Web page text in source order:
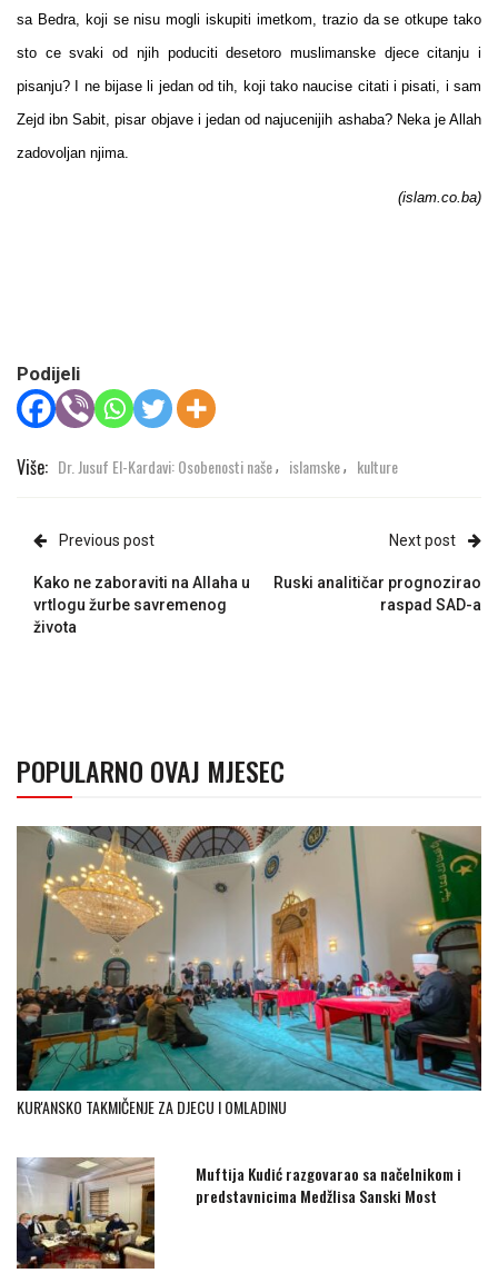
sa Bedra, koji se nisu mogli iskupiti imetkom, trazio da se otkupe tako
sto ce svaki od njih poduciti desetoro muslimanske djece citanju i
pisanju? I ne bijase li jedan od tih, koji tako naucise citati i pisati, i sam
Zejd ibn Sabit, pisar objave i jedan od najucenijih ashaba? Neka je Allah
zadovoljan njima.
(islam.co.ba)
Podijeli
Više: Dr. Jusuf El-Kardavi: Osobenosti naše, islamske, kulture
Previous post
Kako ne zaboraviti na Allaha u
vrtlogu žurbe savremenog
života
Next post
Ruski analitičar prognozirao
raspad SAD-a
POPULARNO OVAJ MJESEC
KUR'ANSKO TAKMIČENJE ZA DJECU I OMLADINU
Muftija Kudić razgovarao sa načelnikom i
predstavnicima Medžlisa Sanski Most